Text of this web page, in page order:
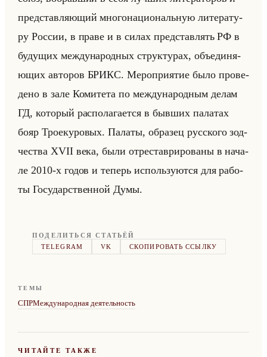
пред­став­ля­ющий мно­го­на­ци­ональную ли­те­ра­ту­
ру Рос­сии, в праве и в силах пред­став­лять РФ в
бу­ду­щих меж­ду­на­род­ных струк­ту­рах, объеди­ня­
ющих ав­то­ров БРИКС. Ме­ро­при­ятие было про­ве­
де­но в зале Ко­ми­те­та по меж­ду­на­род­ным делам
ГД, ко­то­рый рас­по­ла­га­ет­ся в быв­ших па­ла­тах
бояр Тро­еку­ро­вых. Па­ла­ты, об­ра­зец рус­ско­го зод­
че­ства XVII века, были от­ре­ста­ври­ро­ва­ны в на­ча­
ле 2010-х годов и те­перь ис­пользу­ют­ся для ра­бо­
ты Го­су­дар­ствен­ной Думы.
ПОДЕЛИТЬСЯ СТАТЬЁЙ
TELEGRAM
VK СКОПИРОВАТЬ ССЫЛКУ
ТЕМЫ
СПРМеждународная деятельность
ЧИТАЙТЕ ТАКЖЕ